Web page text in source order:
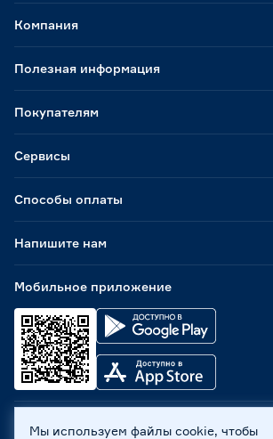
Способы оплаты
Мобильное приложение
Компания
Полезная информация
Покупателям
Сервисы
Напишите нам
ООО «Бауцентр Рус» 2004 -2026,
Мы используем файлы cookie, чтобы